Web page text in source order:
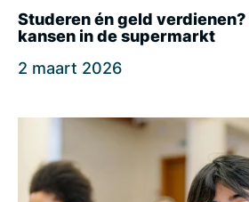
Studeren én geld
kansen in de supermarkt
2 maart 2026